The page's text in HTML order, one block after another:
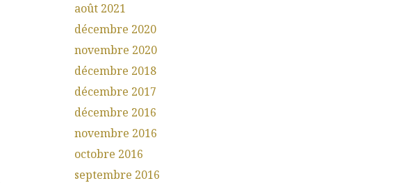
août 2021
décembre 2020
novembre 2020
décembre 2018
décembre 2017
décembre 2016
novembre 2016
octobre 2016
septembre 2016